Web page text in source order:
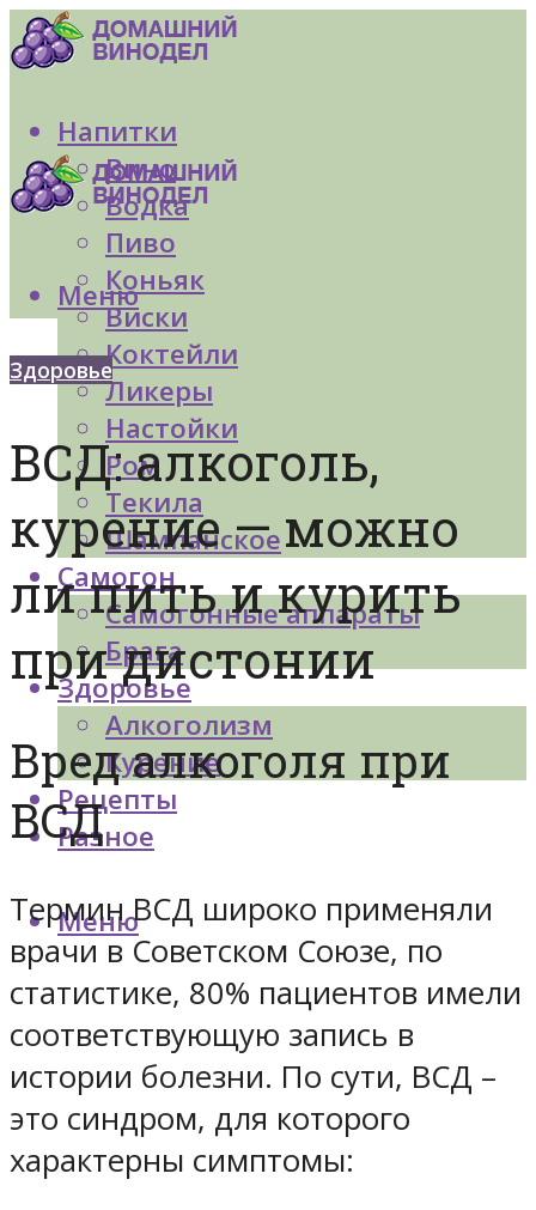
Напитки
Вино
Водка
Пиво
Коньяк
Виски
Коктейли
Ликеры
Настойки
Ром
Текила
Шампанское
Самогон
Самогонные аппараты
Брага
Здоровье
Алкоголизм
Курение
Рецепты
Разное
Меню
Меню
Здоровье
ВСД: алкоголь,
курение — можно
ли пить и курить
при дистонии
Вред алкоголя при
ВСД
Термин ВСД широко применяли
врачи в Советском Союзе, по
статистике, 80% пациентов имели
соответствующую запись в
истории болезни. По сути, ВСД –
это синдром, для которого
характерны симптомы: